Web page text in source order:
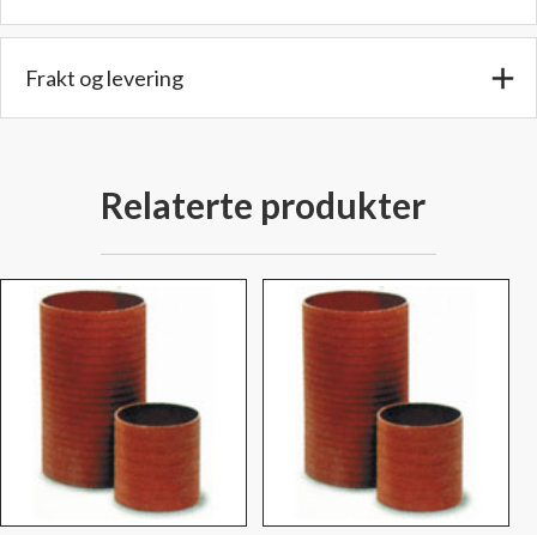
-
PSI
Frakt og levering
Relaterte produkter